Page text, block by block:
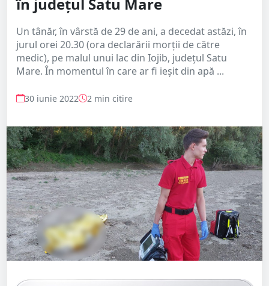
Un tânăr, în vârstă de 29 de ani, a decedat astăzi, în
jurul orei 20.30 (ora declarării morții de către
medic), pe malul unui lac din Iojib, județul Satu
Mare. În momentul în care ar fi ieșit din apă ...
30 iunie 2022 2 min citire